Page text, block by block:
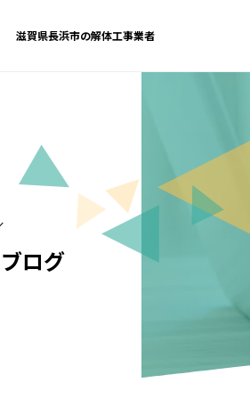
滋賀県長浜市の解体工事業者
ブログ